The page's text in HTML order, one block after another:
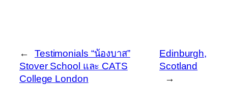
←
Testimonials “น้องบาส”
Stover School และ CATS
College London
Edinburgh,
Scotland
→